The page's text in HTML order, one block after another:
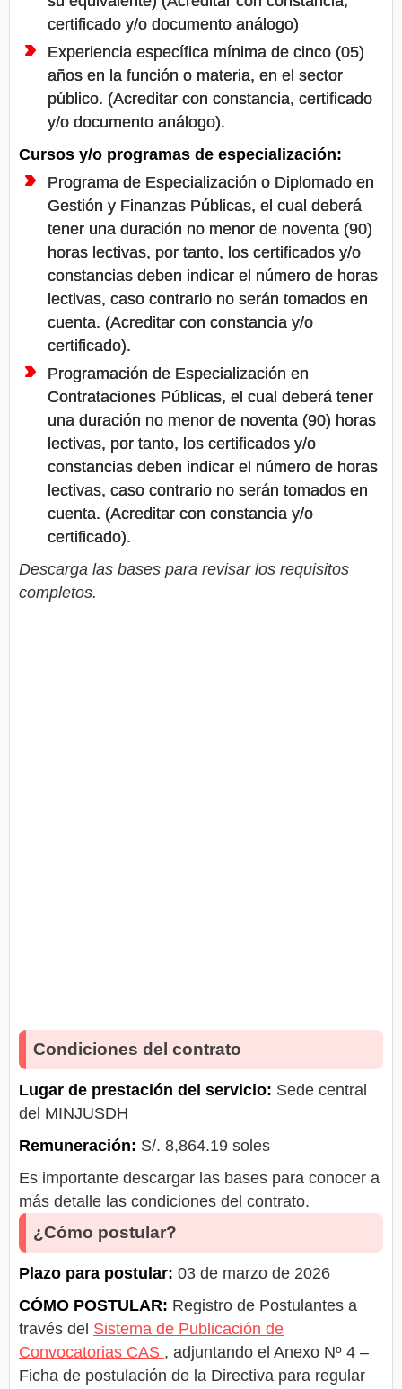
certificado y/o documento análogo)
Experiencia específica mínima de cinco (05)
años en la función o materia, en el sector
público. (Acreditar con constancia, certificado
y/o documento análogo).
Cursos y/o programas de especialización:
Programa de Especialización o Diplomado en
Gestión y Finanzas Públicas, el cual deberá
tener una duración no menor de noventa (90)
horas lectivas, por tanto, los certificados y/o
constancias deben indicar el número de horas
lectivas, caso contrario no serán tomados en
cuenta. (Acreditar con constancia y/o
certificado).
Programación de Especialización en
Contrataciones Públicas, el cual deberá tener
una duración no menor de noventa (90) horas
lectivas, por tanto, los certificados y/o
constancias deben indicar el número de horas
lectivas, caso contrario no serán tomados en
cuenta. (Acreditar con constancia y/o
certificado).
Descarga las bases para revisar los requisitos
completos.
Condiciones del contrato
Lugar de prestación del servicio: Sede central
del MINJUSDH
Remuneración: S/. 8,864.19 soles
Es importante descargar las bases para conocer a
más detalle las condiciones del contrato.
¿Cómo postular?
Plazo para postular: 03 de marzo de 2026
CÓMO POSTULAR: Registro de Postulantes a
través del Sistema de Publicación de
Convocatorias CAS , adjuntando el Anexo Nº 4 –
Ficha de postulación de la Directiva para regular